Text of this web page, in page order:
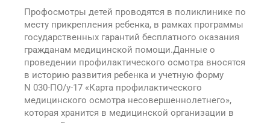
Профосмотры детей проводятся в поликлинике по
месту прикрепления ребенка, в рамках программы
государственных гарантий бесплатного оказания
гражданам медицинской помощи.Данные о
проведении профилактического осмотра вносятся
в историю развития ребенка и учетную форму
N 030-ПО/у-17 «Карта профилактического
медицинского осмотра несовершеннолетнего»,
которая хранится в медицинской организации в